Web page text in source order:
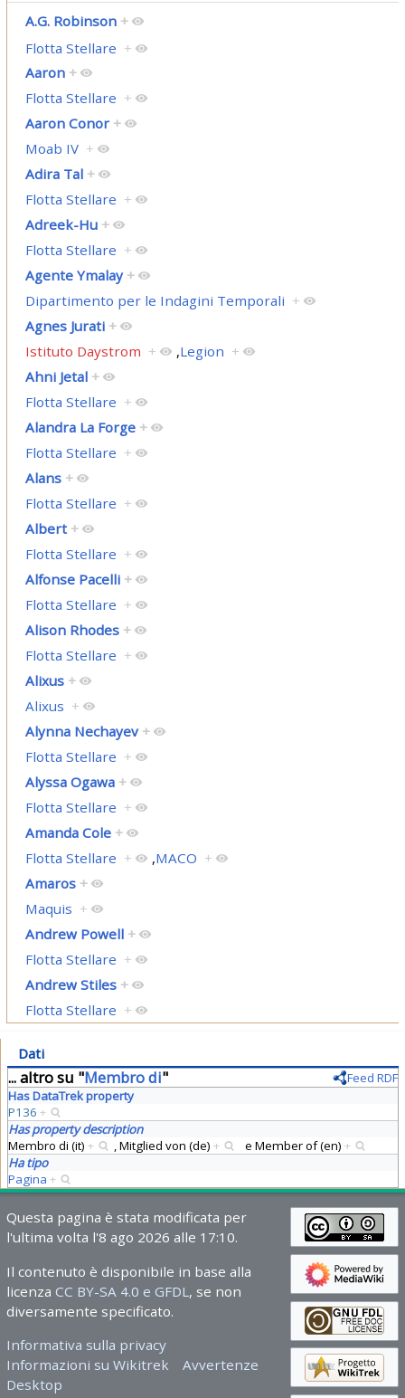
A.G. Robinson +
Flotta Stellare +
Aaron +
Flotta Stellare +
Aaron Conor +
Moab IV +
Adira Tal +
Flotta Stellare +
Adreek-Hu +
Flotta Stellare +
Agente Ymalay +
Dipartimento per le Indagini Temporali +
Agnes Jurati +
Istituto Daystrom + ,Legion +
Ahni Jetal +
Flotta Stellare +
Alandra La Forge +
Flotta Stellare +
Alans +
Flotta Stellare +
Albert +
Flotta Stellare +
Alfonse Pacelli +
Flotta Stellare +
Alison Rhodes +
Flotta Stellare +
Alixus +
Alixus +
Alynna Nechayev +
Flotta Stellare +
Alyssa Ogawa +
Flotta Stellare +
Amanda Cole +
Flotta Stellare + ,MACO +
Amaros +
Maquis +
Andrew Powell +
Flotta Stellare +
Andrew Stiles +
Flotta Stellare +
Dati
... altro su "Membro di"
Feed RDF
Has DataTrek property
P136 +
Has property description
Membro di (it) + ,Mitglied von (de) + e Member of (en) +
Ha tipo
Pagina +
Questa pagina è stata modificata per
l'ultima volta l'8 ago 2026 alle 17:10.
Il contenuto è disponibile in base alla
licenza CC BY-SA 4.0 e GFDL , se non
diversamente specificato.
Informativa sulla privacy
Informazioni su Wikitrek
Avvertenze
Desktop